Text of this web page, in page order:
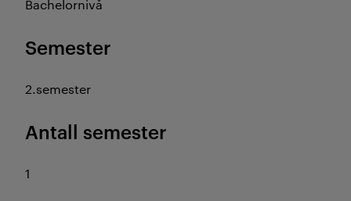
Bachelornivå
Semester
2.semester
Antall semester
1